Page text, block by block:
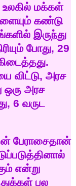
உலகில் மக்கள்
கண்டு
இருந்து
போது, 29
.
விட்டு, அரச
ஒரு அரச
, 6 வருட
பேராசைதான்
என்று
பல